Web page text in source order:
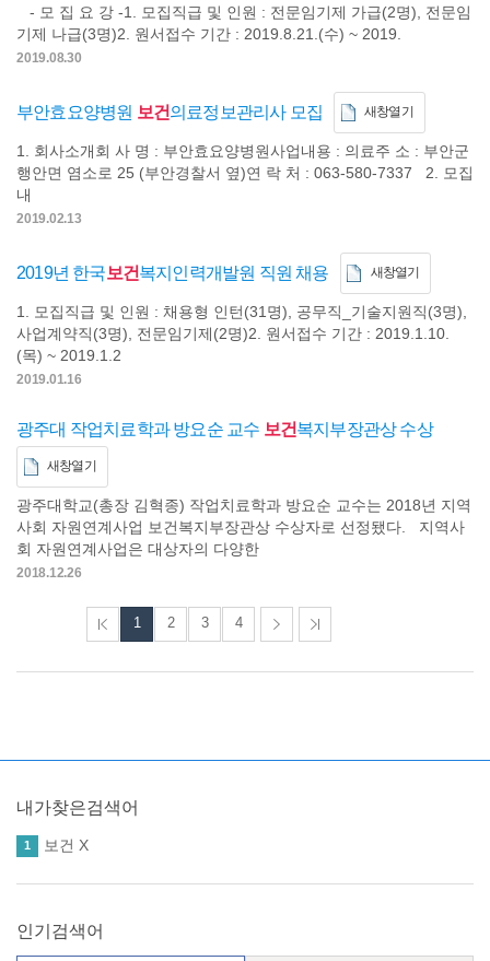
- 모 집 요 강 -1. 모집직급 및 인원 : 전문임기제 가급(2명), 전문임
기제 나급(3명)2. 원서접수 기간 : 2019.8.21.(수) ~ 2019.
2019.08.30
부안효요양병원 보건의료정보관리사 모집 새창열기
1. 회사소개회 사 명 : 부안효요양병원사업내용 : 의료주 소 : 부안군
행안면 염소로 25 (부안경찰서 옆)연 락 처 : 063-580-7337 2. 모집
내
2019.02.13
2019년 한국보건복지인력개발원 직원 채용 새창열기
1. 모집직급 및 인원 : 채용형 인턴(31명), 공무직_기술지원직(3명),
사업계약직(3명), 전문임기제(2명)2. 원서접수 기간 : 2019.1.10.
(목) ~ 2019.1.2
2019.01.16
광주대 작업치료학과 방요순 교수 보건복지부장관상 수상
새창열기
광주대학교(총장 김혁종) 작업치료학과 방요순 교수는 2018년 지역
사회 자원연계사업 보건복지부장관상 수상자로 선정됐다. 지역사
회 자원연계사업은 대상자의 다양한
2018.12.26
1 2 3 4
내가찾은검색어
1 보건 X
인기검색어